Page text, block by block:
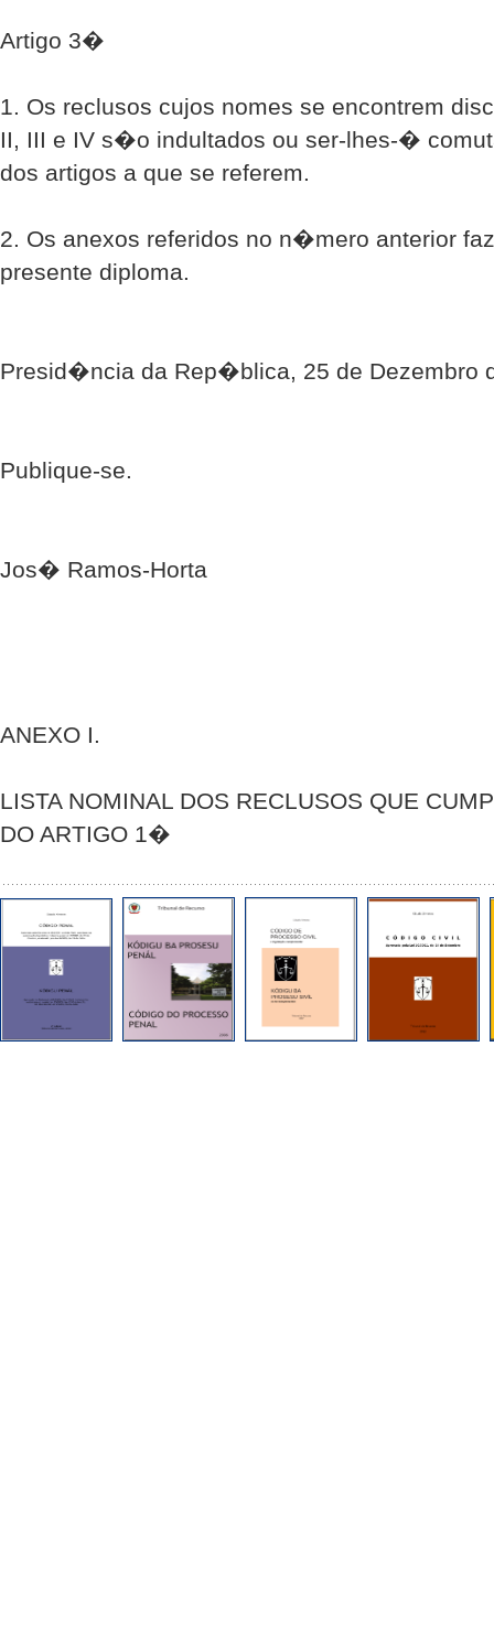
Artigo 3�
1. Os reclusos cujos nomes se encontrem
II, III e IV s�o indultados ou ser-lhes-�
dos artigos a que se referem.
2. Os anexos referidos no n�mero anterior
presente diploma.
Presid�ncia da Rep�blica, 25 de Dezembro
Publique-se.
Jos� Ramos-Horta
ANEXO I.
LISTA NOMINAL DOS RECLUSOS QUE
DO ARTIGO 1�